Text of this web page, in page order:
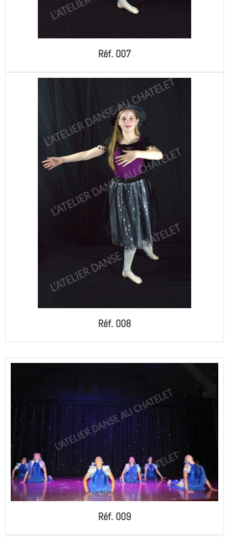
Réf. 007
Réf. 008
Réf. 009